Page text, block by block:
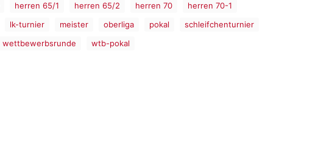
herren 65/1 herren 65/2 herren 70
herren 70-1
lk-turnier meister oberliga pokal
schleifchenturnier
wettbewerbsrunde wtb-pokal